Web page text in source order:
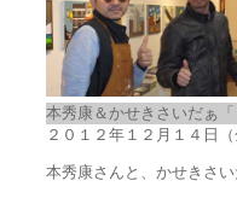
本秀康＆かせきさいだぁ
２０１２年１２月１４日
本秀康さんと、かせきさ